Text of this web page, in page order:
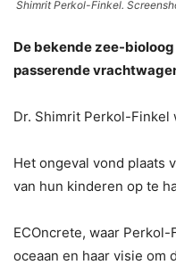
Shimrit Perkol-Finkel.
De bekende zee-
passerende
Dr. Shimrit Perkol-
Het ongeval vond plaats
van hun kinderen op te
ECOncrete, waar
oceaan en haar visie om